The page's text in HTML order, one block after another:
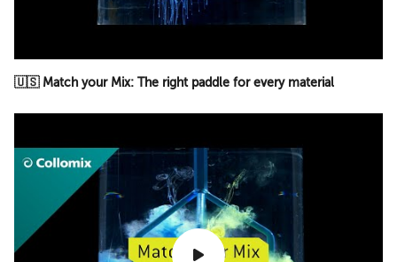
🇺🇸 Match your Mix: The right paddle for every material